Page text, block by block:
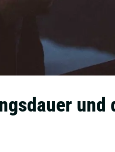
und